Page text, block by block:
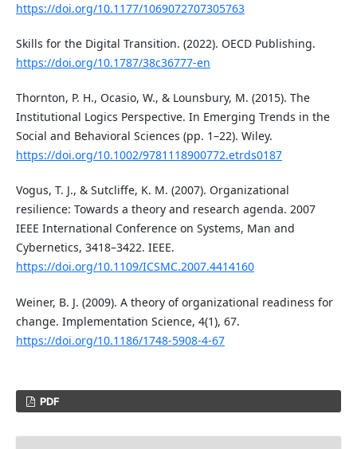
https://doi.org/10.1177/1069072707305763
Skills for the Digital Transition. (2022). OECD Publishing.
https://doi.org/10.1787/38c36777-en
Thornton, P. H., Ocasio, W., & Lounsbury, M. (2015). The
Institutional Logics Perspective. In Emerging Trends in the
Social and Behavioral Sciences (pp. 1–22). Wiley.
https://doi.org/10.1002/9781118900772.etrds0187
Vogus, T. J., & Sutcliffe, K. M. (2007). Organizational
resilience: Towards a theory and research agenda. 2007
IEEE International Conference on Systems, Man and
Cybernetics, 3418–3422. IEEE.
https://doi.org/10.1109/ICSMC.2007.4414160
Weiner, B. J. (2009). A theory of organizational readiness for
change. Implementation Science, 4(1), 67.
https://doi.org/10.1186/1748-5908-4-67
PDF